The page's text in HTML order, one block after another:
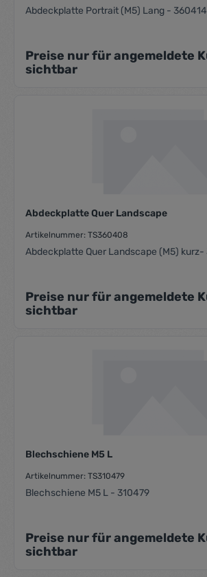
Abdeckplatte Portrait (M5) Lang - 360414
Preise nur für angemeldete
sichtbar
Abdeckplatte Quer Landscape
Artikelnummer: TS360408
Abdeckplatte Quer Landscape (M5)
Preise nur für angemeldete
sichtbar
Blechschiene M5 L
Artikelnummer: TS310479
Blechschiene M5 L - 310479
Preise nur für angemeldete
sichtbar